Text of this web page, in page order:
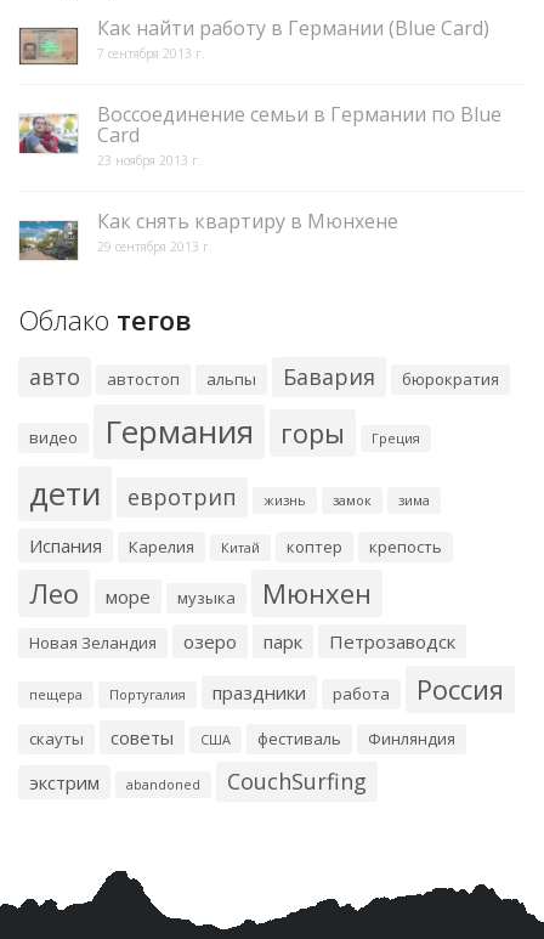
Как найти работу в Германии (Blue Card)
7 сентября 2013 г.
Воссоединение семьи в Германии по Blue
Card
23 ноября 2013 г.
Как снять квартиру в Мюнхене
29 сентября 2013 г.
Облако тегов
авто автостоп альпы Бавария бюрократия
видео Германия горы Греция
дети евротрип жизнь замок зима
Испания Карелия Китай коптер крепость
Лео море музыка Мюнхен
Новая Зеландия озеро парк Петрозаводск
пещера Португалия праздники работа Россия
скауты советы США фестиваль Финляндия
экстрим abandoned CouchSurfing